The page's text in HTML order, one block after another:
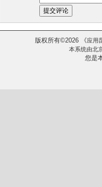
版权所有©2026 《应用
本系统由北
您是